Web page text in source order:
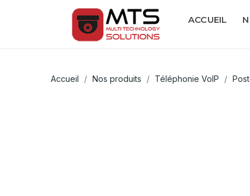
ACCUEIL
Accueil Nos produits Téléphonie VoIP